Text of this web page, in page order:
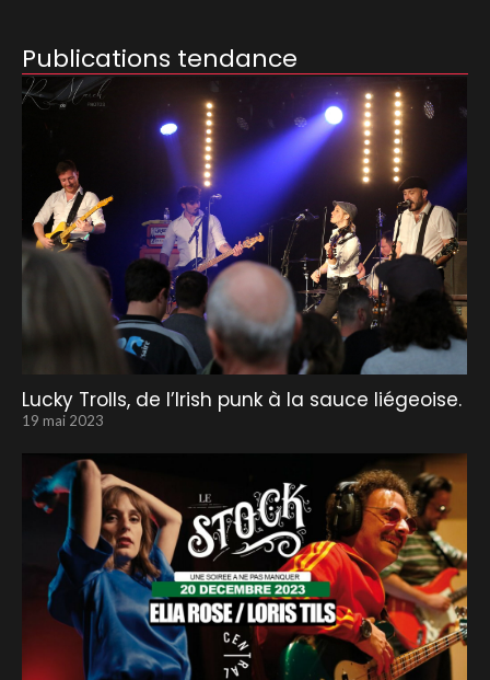
Publications tendance
Lucky Trolls, de l’Irish punk à la sauce liégeoise.
19 mai 2023